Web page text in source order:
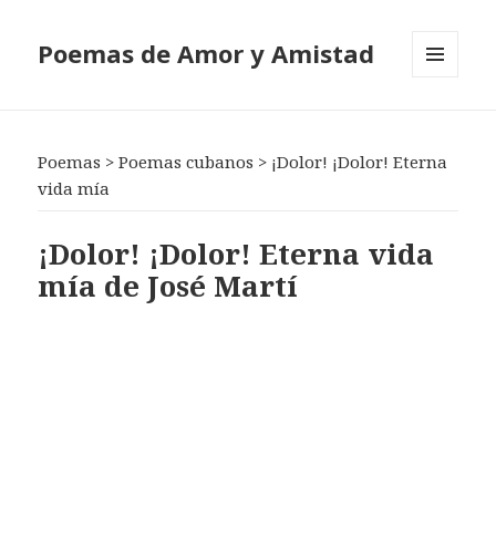
Poemas de Amor y Amistad
Poemas >Poemas cubanos > ¡Dolor! ¡Dolor! Eterna
vida mía
¡Dolor! ¡Dolor! Eterna vida
mía de José Martí